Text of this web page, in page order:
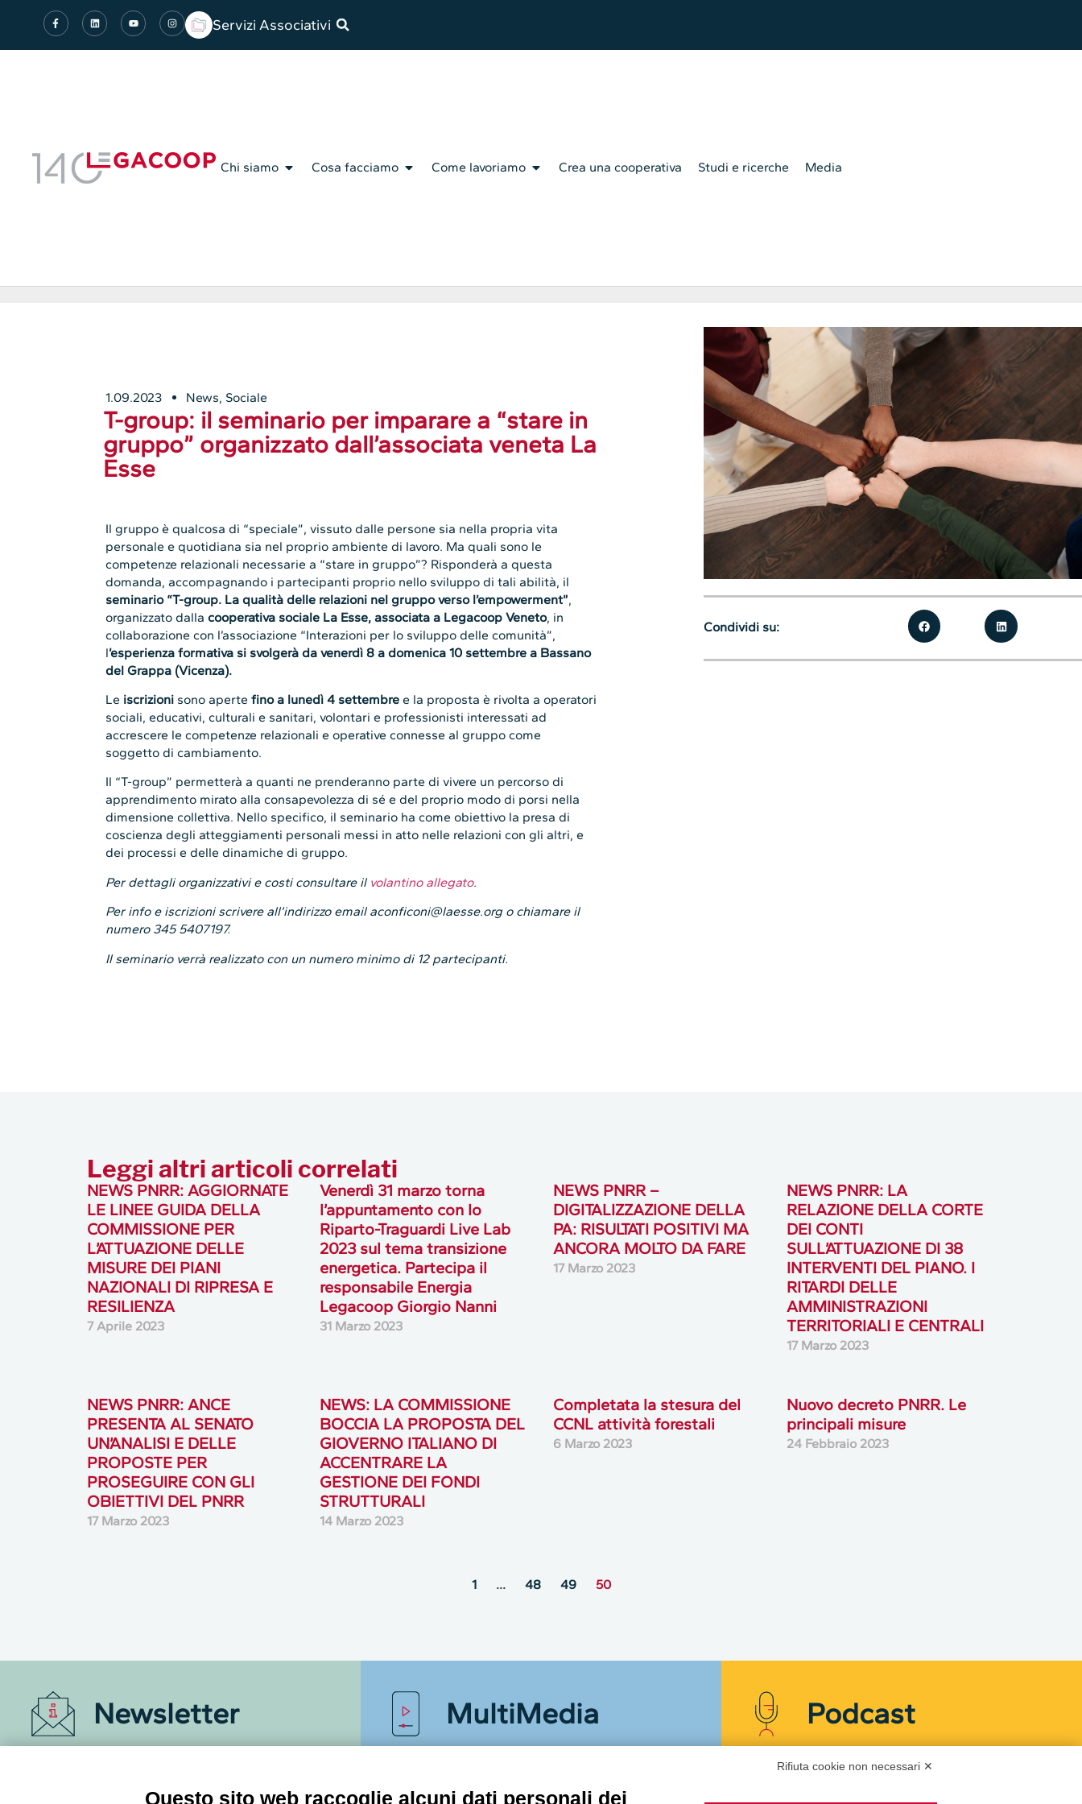
Servizi Associativi
Chi siamo Cosa facciamo Come lavoriamo Crea una cooperativa Studi e ricerche Media
1.09.2023 News, Sociale
T-group: il seminario per imparare a “stare in
gruppo” organizzato dall’associata veneta La
Esse
Il gruppo è qualcosa di “speciale”, vissuto dalle persone sia nella propria vita
personale e quotidiana sia nel proprio ambiente di lavoro. Ma quali sono le
competenze relazionali necessarie a “stare in gruppo”? Risponderà a questa
domanda, accompagnando i partecipanti proprio nello sviluppo di tali abilità, il
seminario “T-group. La qualità delle relazioni nel gruppo verso l’empowerment”,
organizzato dallacooperativa sociale La Esse, associata a Legacoop Veneto, in
collaborazione con l’associazione “Interazioni per lo sviluppo delle comunità”,
l’esperienza formativa si svolgerà da venerdì 8 a domenica 10 settembre a Bassano
del Grappa (Vicenza).
Le iscrizioni sono apertefino a lunedì 4 settembre e la proposta è rivolta a operatori
sociali, educativi, culturali e sanitari, volontari e professionisti interessati ad
accrescere le competenze relazionali e operative connesse al gruppo come
soggetto di cambiamento.
Il “T-group” permetterà a quanti ne prenderanno parte di vivere un percorso di
apprendimento mirato alla consapevolezza di sé e del proprio modo di porsi nella
dimensione collettiva. Nello specifico, il seminario ha come obiettivo la presa di
coscienza degli atteggiamenti personali messi in atto nelle relazioni con gli altri, e
dei processi e delle dinamiche di gruppo.
Per dettagli organizzativi e costi consultare il volantino allegato.
Per info e iscrizioni scrivere all’indirizzo email aconficoni@laesse.org o chiamare il
numero 345 5407197.
Il seminario verrà realizzato con un numero minimo di 12 partecipanti.
Condividi su:
Leggi altri articoli correlati
NEWS PNRR: AGGIORNATE
LE LINEE GUIDA DELLA
COMMISSIONE PER
L’ATTUAZIONE DELLE
MISURE DEI PIANI
NAZIONALI DI RIPRESA E
RESILIENZA
7 Aprile 2023
Venerdì 31 marzo torna
l’appuntamento con Io
Riparto-Traguardi Live Lab
2023 sul tema transizione
energetica. Partecipa il
responsabile Energia
Legacoop Giorgio Nanni
31 Marzo 2023
NEWS PNRR –
DIGITALIZZAZIONE DELLA
PA: RISULTATI POSITIVI MA
ANCORA MOLTO DA FARE
17 Marzo 2023
NEWS PNRR: LA
RELAZIONE DELLA CORTE
DEI CONTI
SULL’ATTUAZIONE DI 38
INTERVENTI DEL PIANO. I
RITARDI DELLE
AMMINISTRAZIONI
TERRITORIALI E CENTRALI
17 Marzo 2023
NEWS PNRR: ANCE
PRESENTA AL SENATO
UN’ANALISI E DELLE
PROPOSTE PER
PROSEGUIRE CON GLI
OBIETTIVI DEL PNRR
17 Marzo 2023
NEWS: LA COMMISSIONE
BOCCIA LA PROPOSTA DEL
GIOVERNO ITALIANO DI
ACCENTRARE LA
GESTIONE DEI FONDI
STRUTTURALI
14 Marzo 2023
Completata la stesura del
CCNL attività forestali
6 Marzo 2023
Nuovo decreto PNRR. Le
principali misure
24 Febbraio 2023
1 … 48 49 50
Newsletter
mondo della cooperazione.
MultiMedia
Guarda i nostri video, storie e webinar.
Podcast
Rifiuta cookie non necessari ✕
Questo sito web raccoglie alcuni dati personali dei